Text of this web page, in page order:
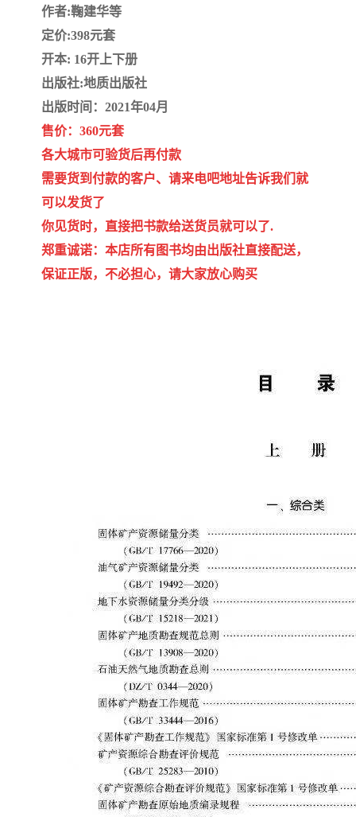
作者:鞠建华等
定价:398元套
开本: 16开上下册
出版社:地质出版社
出版时间：2021年04月
售价：360元套
各大城市可验货后再付款
需要货到付款的客户、请来电吧地址告诉我们就
可以发货了
你见货时，直接把书款给送货员就可以了.
郑重诚诺：本店所有图书均由出版社直接配送，
保证正版，不必担心，请大家放心购买
甘肃省建设工程预算定额
内蒙古建设工程预算定额
陕西建设工程消耗量定额
贵州水利水电定额
青海省建筑工程消耗量定 西藏建筑工程计价定额
20kv及以下配电网工程定 地质灾害治理工程质量检
验评定标准
广西建筑安装工程预算定 内河沿海港口疏浚定额
重庆市建设工程计价定额
河南省建设工程预算定额
陕西省水利工程概预算定 宁夏建设工程计价定额
冶金工业建设工程概算定 河北省建设工程消耗量定
额
天津建设工程预算定额 20kv及以下配电网工程预
算定额
广东省水利水电概预算定 全国消耗量工程定额
四川省清单计价定额 北京市建设工程消耗量定
额